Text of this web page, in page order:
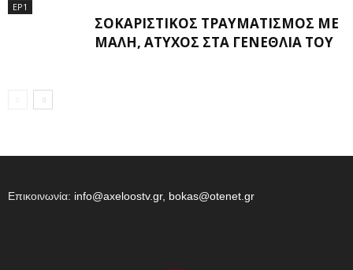
EP1
ΣΟΚΑΡΙΣΤΙΚΌΣ ΤΡΑΥΜΑΤΙΣΜΌΣ ΜΕ
ΜΑΛΉ, ΆΤΥΧΟΣ ΣΤΑ ΓΕΝΈΘΛΙΆ ΤΟΥ
Επικοινωνία: info@axeloostv.gr, bokas@otenet.gr